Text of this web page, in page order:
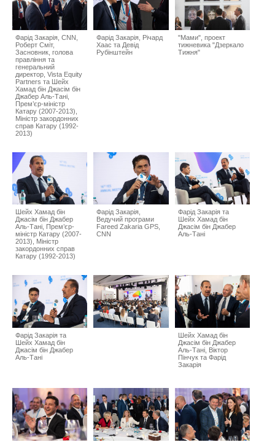
Фарід Закарія, CNN,
Роберт Сміт,
Засновник, голова
правління та
генеральний
директор, Vista Equity
Partners та Шейх
Хамад бін Джасім бін
Джабер Аль-Тані,
Прем’єр-міністр
Катару (2007-2013),
Міністр закордонних
справ Катару (1992-
2013)
Фарід Закарія, Річард
Хаас та Девід
Рубінштейн
"Мами", проект
тижневика "Дзеркало
Тижня"
Шейх Хамад бін
Джасім бін Джабер
Аль-Тані, Прем’єр-
міністр Катару (2007-
2013), Міністр
закордонних справ
Катару (1992-2013)
Фарід Закарія,
Ведучий програми
Fareed Zakaria GPS,
CNN
Фарід Закарія та
Шейх Хамад бін
Джасім бін Джабер
Аль-Тані
Фарід Закарія та
Шейх Хамад бін
Джасім бін Джабер
Аль-Тані
Шейх Хамад бін
Джасім бін Джабер
Аль-Тані, Віктор
Пінчук та Фарід
Закарія